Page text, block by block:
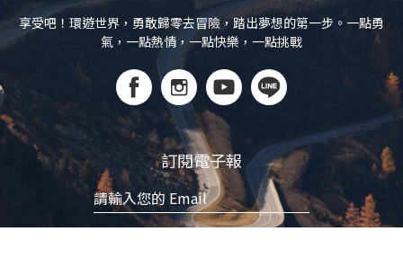
享受吧！環遊世界，勇敢歸零去冒險，踏出夢想的第一步。一點勇
氣，一點熱情，一點快樂，一點挑戰
訂閱電子報